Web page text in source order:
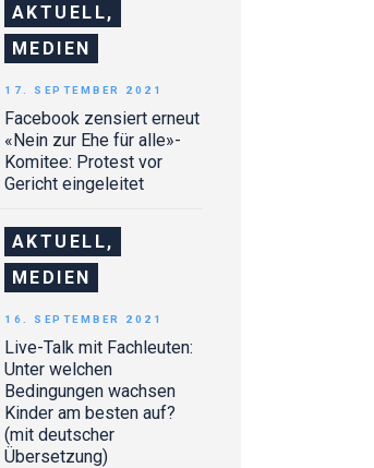
AKTUELL,
MEDIEN
Facebook zensiert erneut
«Nein zur Ehe für alle»-
Komitee: Protest vor
Gericht eingeleitet
17. SEPTEMBER 2021
AKTUELL,
MEDIEN
Live-Talk mit Fachleuten:
Unter welchen
Bedingungen wachsen
Kinder am besten auf?
(mit deutscher
Übersetzung)
16. SEPTEMBER 2021